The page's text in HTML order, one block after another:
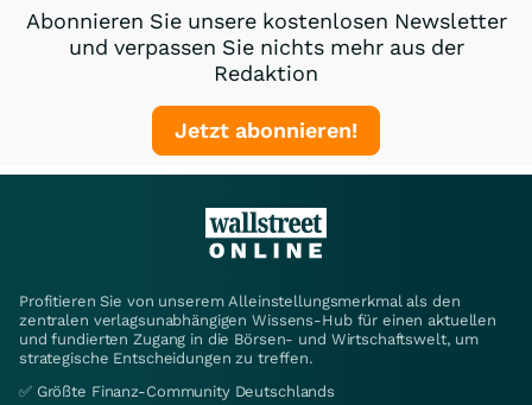
Abonnieren Sie unsere kostenlosen Newsletter
und verpassen Sie nichts mehr aus der
Redaktion
Jetzt abonnieren!
Profitieren Sie von unserem Alleinstellungsmerkmal als den
zentralen verlagsunabhängigen Wissens-Hub für einen aktuellen
und fundierten Zugang in die Börsen- und Wirtschaftswelt, um
strategische Entscheidungen zu treffen.
✅ Größte Finanz-Community Deutschlands